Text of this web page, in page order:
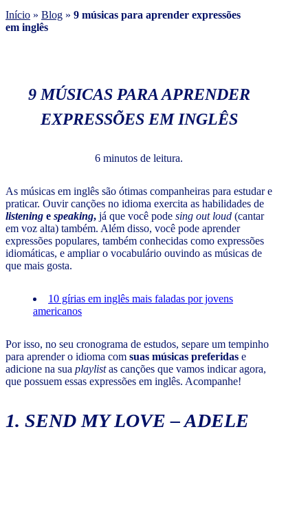
Início » Blog » 9 músicas para aprender expressões
em inglês
9 MÚSICAS PARA APRENDER
EXPRESSÕES EM INGLÊS
6 minutos de leitura.
As músicas em inglês são ótimas companheiras para estudar e
praticar. Ouvir canções no idioma exercita as habilidades de
listening e speaking, já que você pode sing out loud (cantar
em voz alta) também. Além disso, você pode aprender
expressões populares, também conhecidas como expressões
idiomáticas, e ampliar o vocabulário ouvindo as músicas de
que mais gosta.
10 gírias em inglês mais faladas por jovens
americanos
Por isso, no seu cronograma de estudos, separe um tempinho
para aprender o idioma com suas músicas preferidas e
adicione na sua playlistas canções que vamos indicar agora,
que possuem essas expressões em inglês. Acompanhe!
1. SEND MY LOVE– ADELE